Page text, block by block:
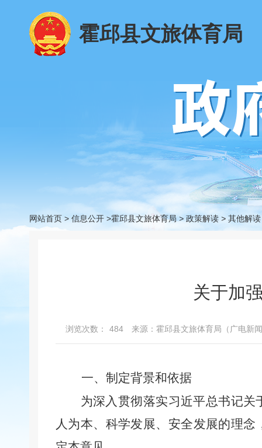
霍邱县文旅体育局
网站首页 > 信息公开 >霍邱县文旅体育局 > 政策解读 > 其他解读
关于加
浏览次数： 484 来源：霍邱县文旅体育局（广电新
一、 制定背景和依据
为深入贯彻落实习近平总书记
人为本、科学发展、安全发展的理念